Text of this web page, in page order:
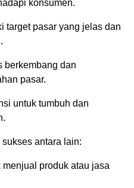
konsumen.
target pasar yang jelas dan
berkembang dan
pasar.
untuk tumbuh dan
antara lain:
menjual produk atau jasa